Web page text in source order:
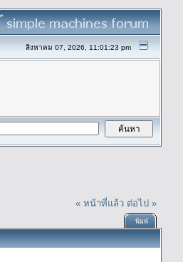
สิงหาคม 07, 2026, 11:01:23 pm
« หน้าที่แล้ว ต่อไป »
พิมพ์